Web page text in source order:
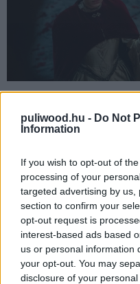
puliwood.hu - Do Not
Information
If you wish to opt-out of
processing of your
targeted advertising by
section to confirm your
opt-out request is
interest-based ads based
us or personal information
your opt-out. You may
disclosure of your
A fantasy írók néha
mutatják meg kivételes
sárkányvadász és
kellett hasítania. Elodie
szántak, így
hiteltelen, de az
bizonyára megkapó
munka meghozza
nem ültetheti a